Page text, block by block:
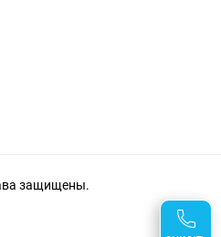
защищены.